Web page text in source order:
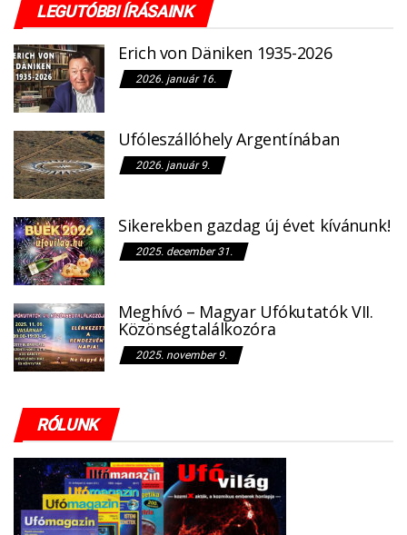
LEGUTÓBBI ÍRÁSAINK
Erich von Däniken 1935-2026
2026. január 16.
Ufóleszállóhely Argentínában
2026. január 9.
Sikerekben gazdag új évet kívánunk!
2025. december 31.
Meghívó – Magyar Ufókutatók VII.
Közönségtalálkozóra
2025. november 9.
RÓLUNK